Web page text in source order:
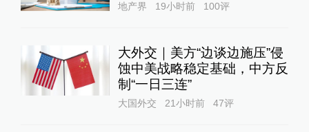
地产界 19小时前 100评
大外交｜美方“边谈边施压”侵
蚀中美战略稳定基础，中方反
制“一日三连”
大国外交 21小时前 47评